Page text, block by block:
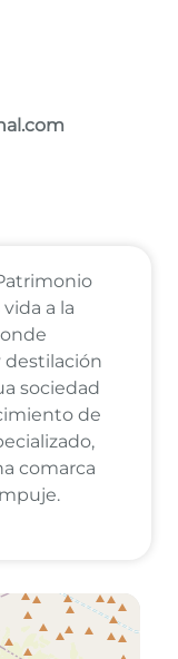
a la
destilación
sociedad
de
comarca